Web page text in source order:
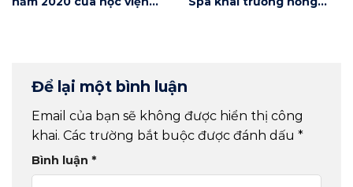
Để lại một bình luận
Email của bạn sẽ không được hiển thị công
khai. Các trường bắt buộc được đánh dấu *
Bình luận *